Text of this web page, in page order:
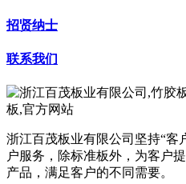
招贤纳士
联系我们
浙江百茂板业有限公司坚持“客
户服务，除标准板外，为客户
产品，满足客户的不同需要。